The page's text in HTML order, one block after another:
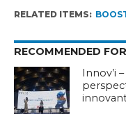
RELATED ITEMS:
RECOMMENDED
Innov’i